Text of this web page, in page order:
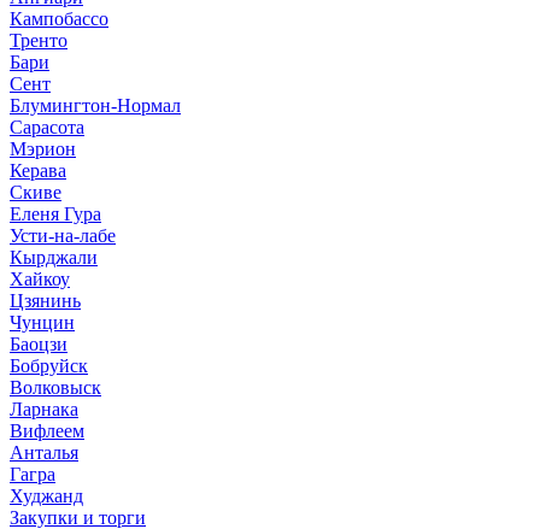
Кампобассо
Тренто
Бари
Сент
Блумингтон-Нормал
Сарасота
Мэрион
Керава
Скиве
Еленя Гура
Усти-на-лабе
Кырджали
Хайкоу
Цзянинь
Чунцин
Баоцзи
Бобруйск
Волковыск
Ларнака
Вифлеем
Анталья
Гагра
Худжанд
Закупки и торги